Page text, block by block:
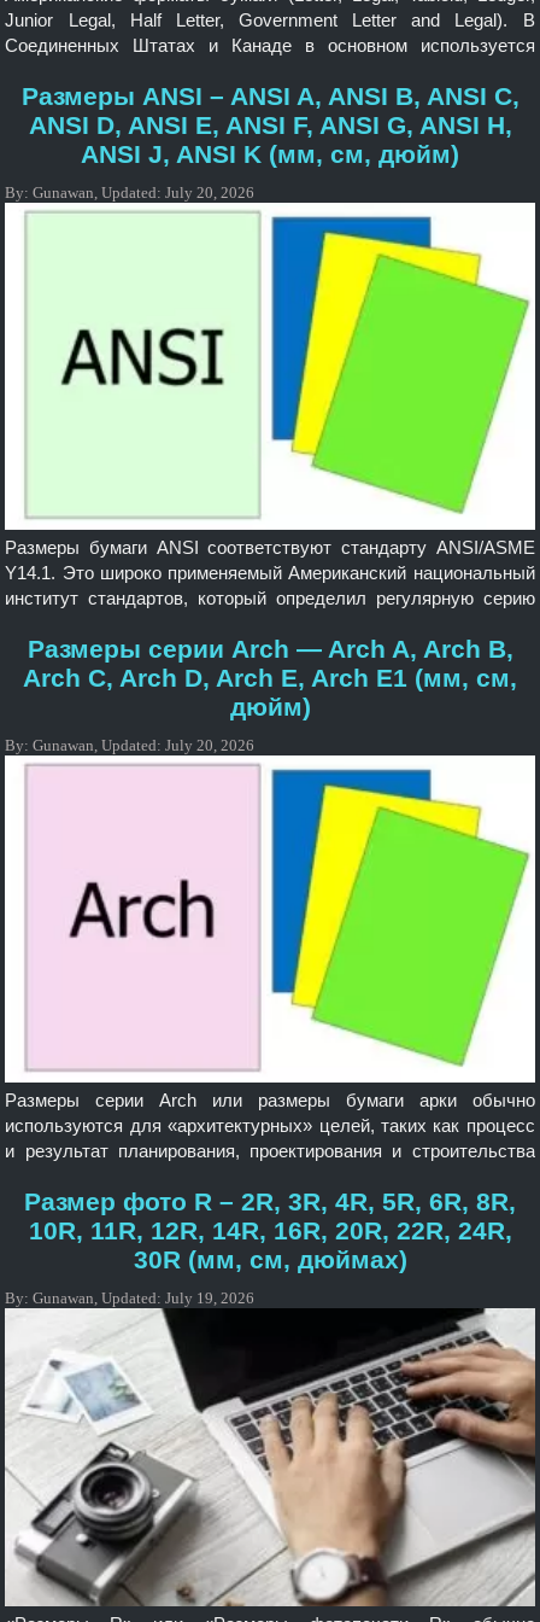
Junior Legal, Half Letter, Government Letter and Legal). В
Соединенных Штатах и ​​​​Канаде в основном используется
миром. Размеры бумаги США в настоящее время являются
стандартными в Соединенных Штатах и ​​​​являются наиболее
часто используемыми форматами, по крайней мере, на
Размеры ANSI – ANSI A, ANSI B, ANSI C,
ANSI D, ANSI E, ANSI F, ANSI G, ANSI H,
ANSI J, ANSI K (мм, см, дюйм)
By:Gunawan,Updated:July 20, 2026
Размеры бумаги ANSI соответствуют стандарту ANSI/ASME
Y14.1. Это широко применяемый Американский национальный
институт стандартов, который определил регулярную серию
которому он присвоил ANSI A. Он чем-то похож на стандарт
«ISO 216». Стандартные размеры серии ANSI серийно
следуют ANSI A, ANSI B, ANSI C, ANSI D, ANSI E, ANSI F, […]
Размеры серии Arch — Arch A, Arch B,
Arch C, Arch D, Arch E, Arch E1 (мм, см,
дюйм)
By:Gunawan,Updated:July 20, 2026
Размеры серии Arch или размеры бумаги арки обычно
используются для «архитектурных» целей, таких как процесс
и результат планирования, проектирования и строительства
«стандартные» размеры уникальны для некоторых стран.
«Единица» измерения — миллиметры, сантиметры и дюймы.
Стандартные серийные размеры серии Arch: Arch A, Arch B,
Arch C, Arch D, Arch E, […]
Размер фото R – 2R, 3R, 4R, 5R, 6R, 8R,
10R, 11R, 12R, 14R, 16R, 20R, 22R, 24R,
30R (мм, см, дюймах)
By:Gunawan ,Updated:July 19, 2026